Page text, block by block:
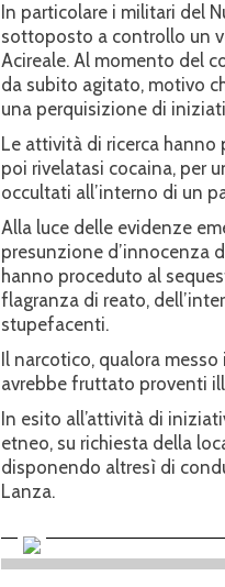
In particolare i militari del
sottoposto a controllo un
Acireale. Al momento del
da subito agitato, motivo
una perquisizione di
Le attività di ricerca
poi rivelatasi cocaina, per
occultati all’interno di un
Alla luce delle evidenze
presunzione d’innocenza
hanno proceduto al
flagranza di reato,
stupefacenti.
Il narcotico, qualora
avrebbe fruttato proventi
In esito all’attività di
etneo, su richiesta della
disponendo altresì di
Lanza.